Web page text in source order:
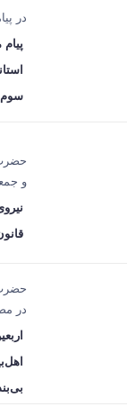
در
سوم
حضرت
و
در